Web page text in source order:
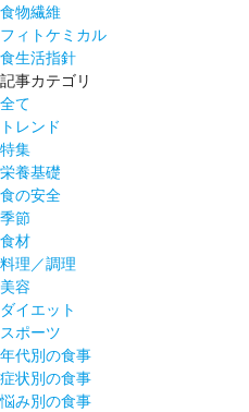
食物繊維
フィトケミカル
食生活指針
記事カテゴリ
全て
トレンド
特集
栄養基礎
食の安全
季節
食材
料理／調理
美容
ダイエット
スポーツ
年代別の食事
症状別の食事
悩み別の食事